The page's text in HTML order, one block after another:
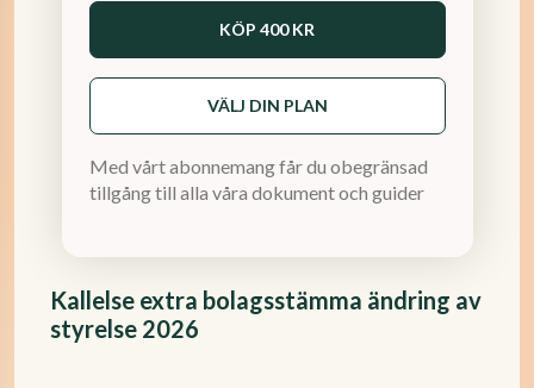
Kallelse extra bolagsstämma ändring av
styrelse 2026
KÖP 400 KR
VÄLJ DIN PLAN
Med vårt abonnemang får du obegränsad
tillgång till alla våra dokument och guider